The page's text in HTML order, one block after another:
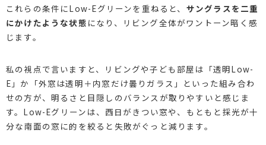
これらの条件にLow-Eグリーンを重ねると、 サングラスを二重
にかけたような状態 になり、リビング全体がワントーン暗く感
じます。
私の視点で言いますと、リビングや子ども部屋は「透明Low-
E」か「外窓は透明＋内窓だけ曇りガラス」といった組み合わ
せの方が、明るさと目隠しのバランスが取りやすいと感じま
す。Low-Eグリーンは、西日がきつい窓や、もともと採光が十
分な南面の窓に的を絞ると失敗がぐっと減ります。